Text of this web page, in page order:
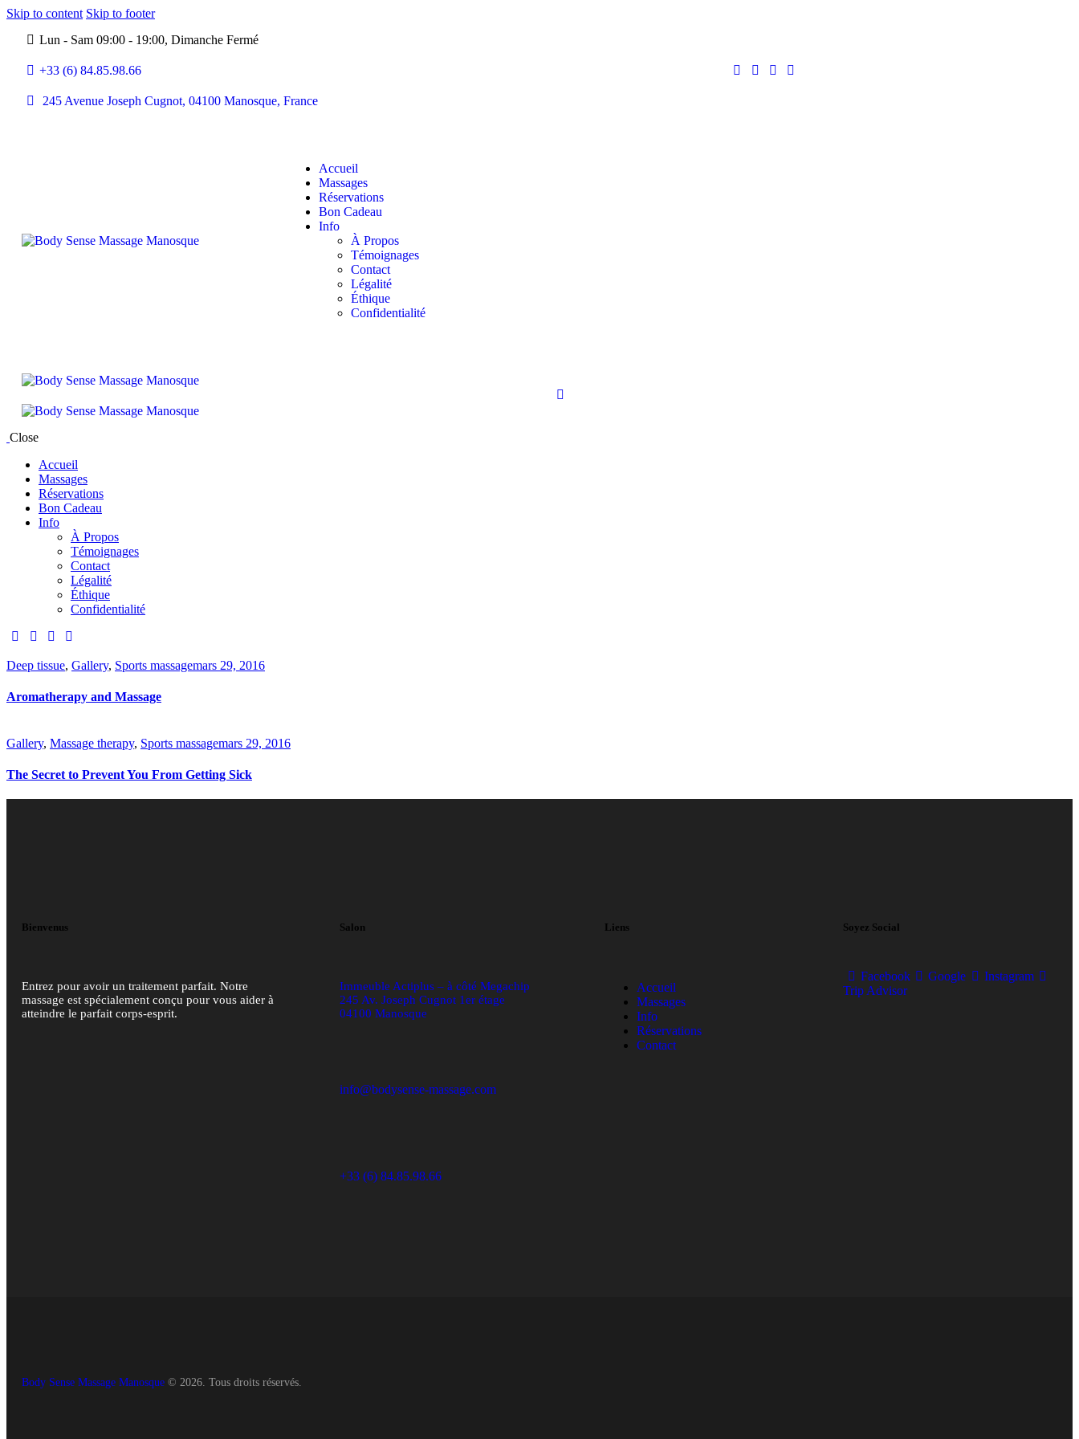
Skip to content Skip to footer
Lun - Sam 09:00 - 19:00, Dimanche Fermé
+33 (6) 84.85.98.66
245 Avenue Joseph Cugnot, 04100 Manosque, France
Accueil
Massages
Réservations
Bon Cadeau
Info
À Propos
Témoignages
Contact
Légalité
Éthique
Confidentialité
Close
Accueil
Massages
Réservations
Bon Cadeau
Info
À Propos
Témoignages
Contact
Légalité
Éthique
Confidentialité
Deep tissue, Gallery, Sports massagemars 29, 2016
Aromatherapy and Massage
Gallery, Massage therapy, Sports massagemars 29, 2016
The Secret to Prevent You From Getting Sick
Bienvenus
Entrez pour avoir un traitement parfait. Notre
massage est spécialement conçu pour vous aider à
atteindre le parfait corps-esprit.
Salon
Immeuble Actiplus – à côté Megachip
245 Av. Joseph Cugnot 1er étage
04100 Manosque
info@bodysense-massage.com
+33 (6) 84.85.98.66
Liens
Accueil
Massages
Info
Réservations
Contact
Soyez Social
Facebook Google
Instagram
Trip Advisor
Body Sense Massage Manosque © 2026. Tous droits réservés.